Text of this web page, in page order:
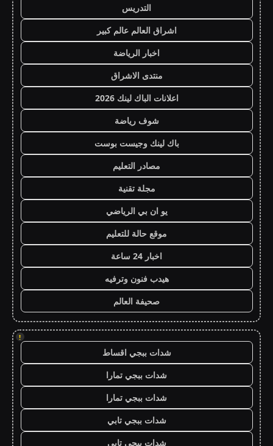
التدريس
اشراق العالم عالم كبير
اخبار الرياضة
منتدى الاشراق
اعلانات الباك لينك 2026
شوف رياضة
باك لينك وجيست بوست
مصادر التعليم
مجلة تقنية
يو ان بي الرياضي
موقع حالة للتعليم
اخبار 24 ساعة
هيدب فنون وترفيه
صحيفة العالم
!
شدات ببجي اقساط
شدات ببجي تمارا
شدات ببجي تمارا
شدات ببجي تابي
شدات ببجي تابي